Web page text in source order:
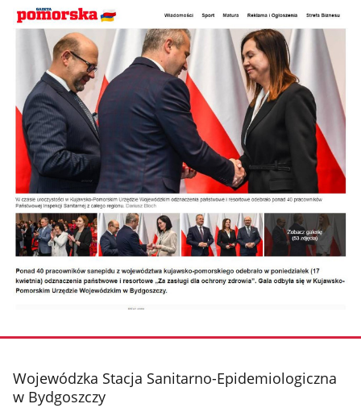
stopka
Wojewódzka Stacja Sanitarno-Epidemiologiczna
w Bydgoszczy